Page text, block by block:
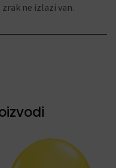
ne izlazi van.